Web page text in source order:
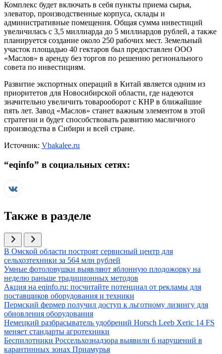
Комплекс будет включать в себя пункты приема сырья,
элеватор, производственные корпуса, склады и
административные помещения. Общая сумма инвестиций
увеличилась с 3,5 миллиарда до 5 миллиардов рублей, а также
планируется создание около 250 рабочих мест. Земельный
участок площадью 40 гектаров был предоставлен ООО
«Маслов» в аренду без торгов по решению регионального
совета по инвестициям.
Развитие экспортных операций в Китай является одним из
приоритетов для Новосибирской области, где надеются
значительно увеличить товарооборот с КНР в ближайшие
пять лет. Завод «Маслов» станет важным элементом в этой
стратегии и будет способствовать развитию масличного
производства в Сибири и всей стране.
Источник: Vbakalee.ru
“eqinfo” в социальных сетях:
Также в разделе
Иллюстрация новости
В Омской области построят сервисный центр для
сельхозтехники за 564 млн рублей
Иллюстрация новости
Умные фотоловушки выявляют яблонную плодожорку на
неделю раньше традиционных методов
Иллюстрация новости
Акция на eqinfo.ru: посчитайте потенциал от рекламы для
поставщиков оборудования и техники
Иллюстрация новости
Пермский фермер получил доступ к льготному лизингу для
обновления оборудования
Иллюстрация новости
Немецкий разбрасыватель удобрений Horsch Leeb Xeric 14 FS
меняет стандарты агротехники
Иллюстрация новости
Беспилотники Россельхознадзора выявили 6 нарушений в
карантинных зонах Приамурья